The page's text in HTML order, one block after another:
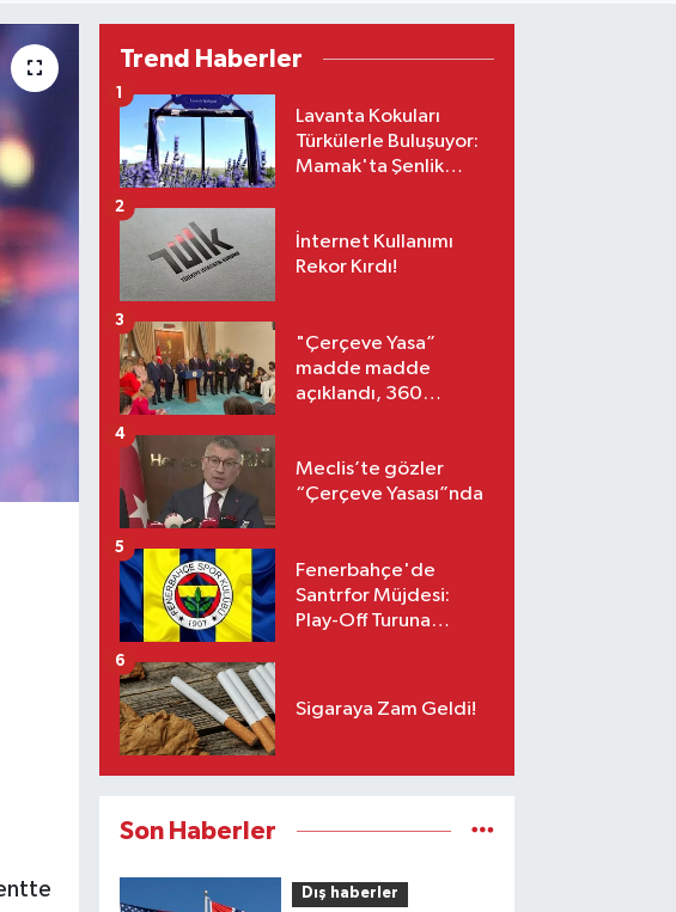
Trend Haberler
Lavanta Kokuları
Türkülerle Buluşuyor:
Mamak'ta Şenlik
1
İnternet Kullanımı
Rekor Kırdı!
2
"Çerçeve Yasa”
madde madde
açıklandı, 360
3
Meclis’te gözler
“Çerçeve Yasası”nda
4
Fenerbahçe'de
Santrfor Müjdesi:
Play-Off Turuna
5
Sigaraya Zam Geldi!
6
Son Haberler
Dış haberler